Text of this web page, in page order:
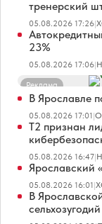
тренерский
05.08.2026 17:26|
23%
05.08.2026 17:06|
Реклама
В Ярославле
05.08.2026 17:01|
Т2 признан
05.08.2026 16:47|
Ярославский
05.08.2026 16:01|
В
сельхозугодий